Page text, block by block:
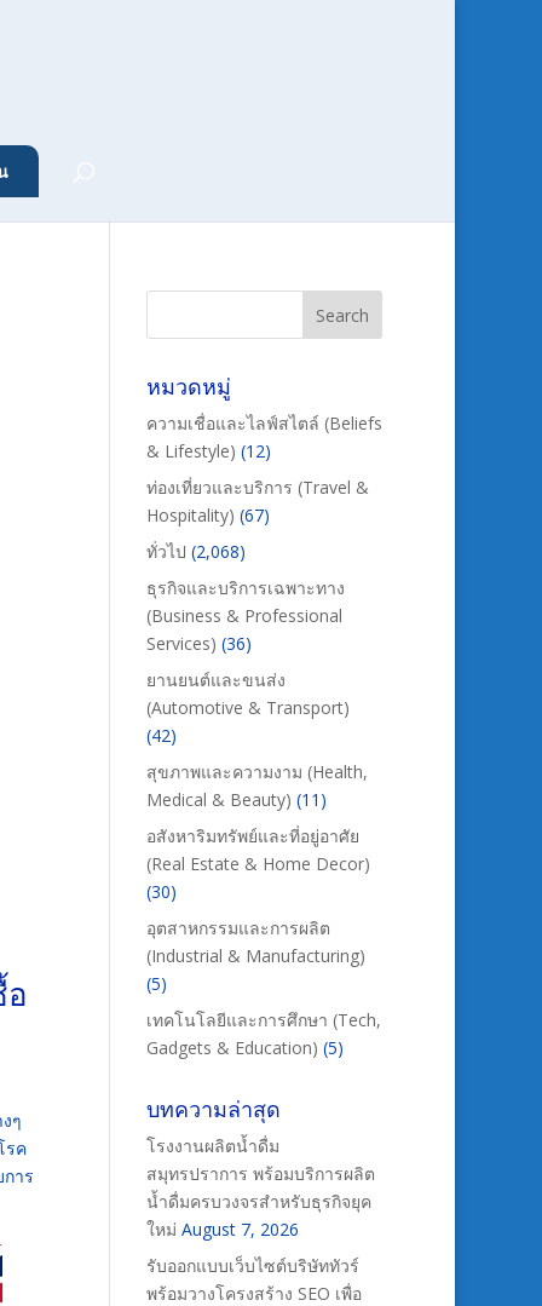
ๆ
รค
าร
หมวดหมู่
ความเชื่อและไลฟ์สไตล์ (Beliefs
& Lifestyle) (12)
ท่องเที่ยวและบริการ (Travel &
Hospitality) (67)
ทั่วไป (2,068)
ธุรกิจและบริการเฉพาะทาง
(Business & Professional
Services) (36)
ยานยนต์และขนส่ง
(Automotive & Transport)
(42)
สุขภาพและความงาม (Health,
Medical & Beauty) (11)
อสังหาริมทรัพย์และที่อยู่อาศัย
(Real Estate & Home Decor)
(30)
อุตสาหกรรมและการผลิต
(Industrial & Manufacturing)
(5)
เทคโนโลยีและการศึกษา (Tech,
Gadgets & Education) (5)
บทความล่าสุด
โรงงานผลิตน้ำดื่ม
สมุทรปราการ พร้อมบริการผลิต
น้ำดื่มครบวงจรสำหรับธุรกิจยุค
ใหม่ August 7, 2026
รับออกแบบเว็บไซต์บริษัททัวร์
พร้อมวางโครงสร้าง SEO เพื่อ